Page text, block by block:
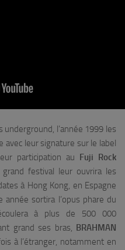
underground, l’année 1999 les
avec leur signature sur le label
participation au Fuji Rock
festival leur ouvrira les
à Hong Kong, en Espagne
sortira l’opus phare du
à plus de 500 000
grand ses bras, BRAHMAN
à l’étranger, notamment en